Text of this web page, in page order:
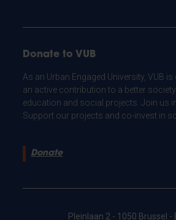
Donate to VUB
As an Urban Engaged University, VUB
an active contribution to a better
education and social projects. Join us
Support our projects and co-invest in
Donate
Pleinlaan 2 - 1050 Brussel -